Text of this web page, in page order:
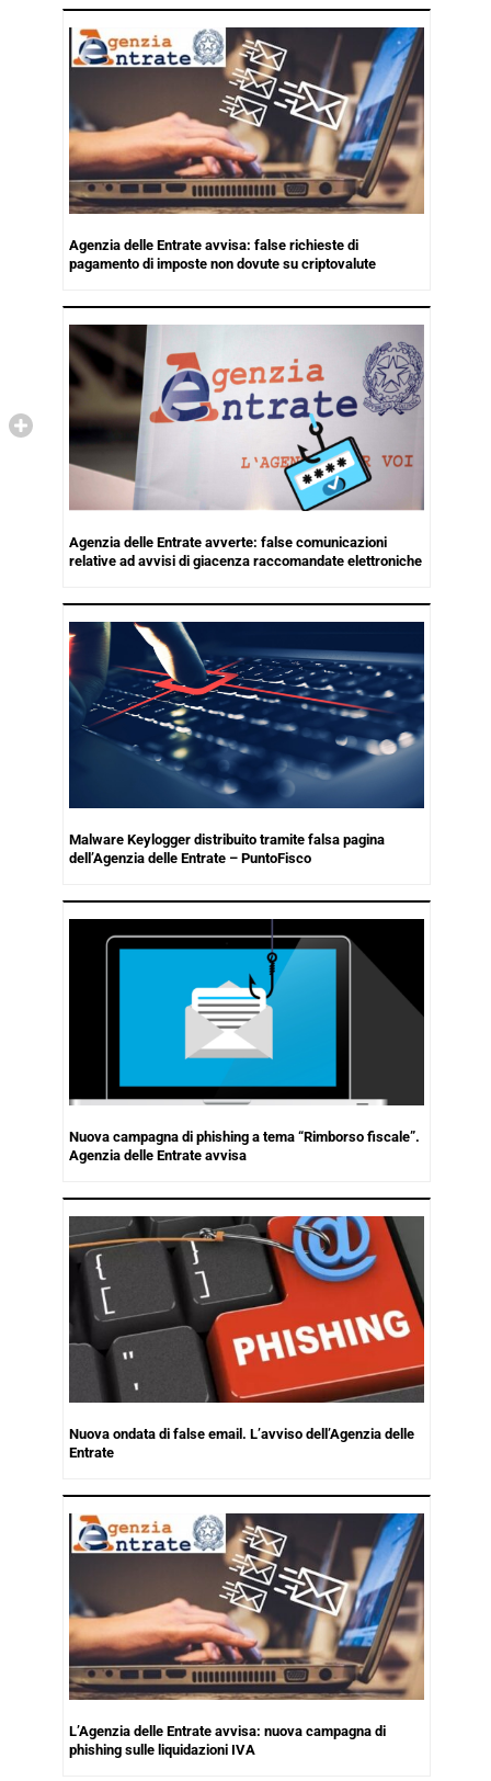
Agenzia delle Entrate avvisa: false richieste di
pagamento di imposte non dovute su criptovalute
Agenzia delle Entrate avverte: false comunicazioni
relative ad avvisi di giacenza raccomandate elettroniche
Malware Keylogger distribuito tramite falsa pagina
dell’Agenzia delle Entrate – PuntoFisco
Nuova campagna di phishing a tema “Rimborso fiscale”.
Agenzia delle Entrate avvisa
Nuova ondata di false email. L’avviso dell’Agenzia delle
Entrate
L’Agenzia delle Entrate avvisa: nuova campagna di
phishing sulle liquidazioni IVA